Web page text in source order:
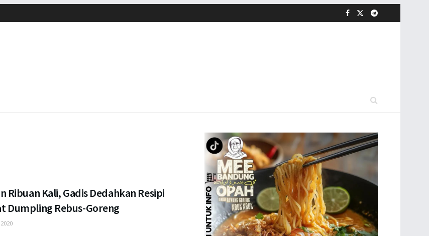
Ribuan Kali, Gadis Dedahkan Resipi
Dumpling Rebus-Goreng